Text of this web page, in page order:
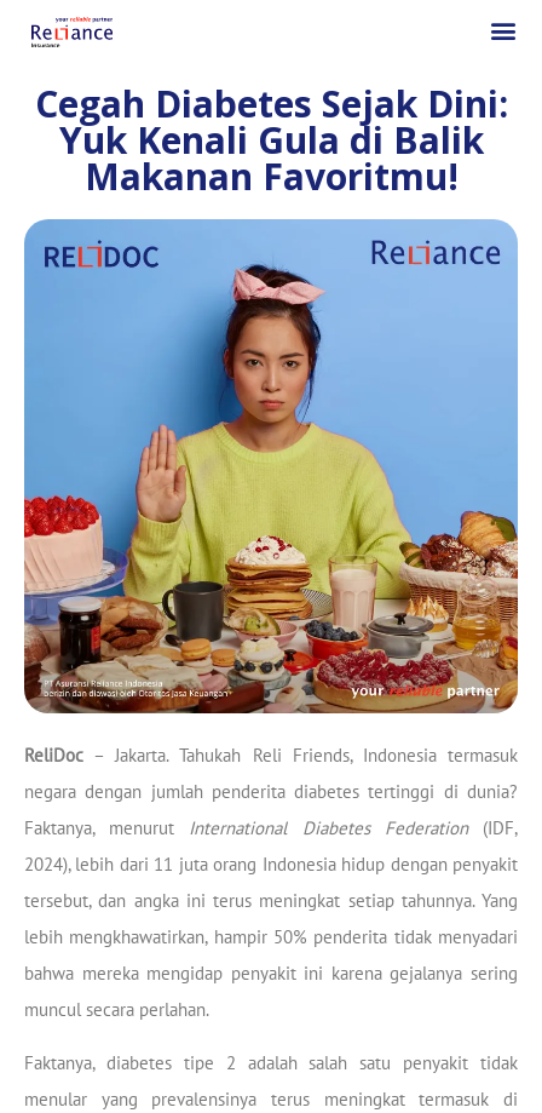
Cegah Diabetes Sejak Dini:
Yuk Kenali Gula di Balik
Makanan Favoritmu!
ReliDoc – Jakarta. Tahukah Reli Friends, Indonesia termasuk
negara dengan jumlah penderita diabetes tertinggi di dunia?
Faktanya, menurut International Diabetes Federation (IDF,
2024), lebih dari 11 juta orang Indonesia hidup dengan penyakit
tersebut, dan angka ini terus meningkat setiap tahunnya. Yang
lebih mengkhawatirkan, hampir 50% penderita tidak menyadari
bahwa mereka mengidap penyakit ini karena gejalanya sering
muncul secara perlahan.
Faktanya, diabetes tipe 2 adalah salah satu penyakit tidak
menular yang prevalensinya terus meningkat termasuk di